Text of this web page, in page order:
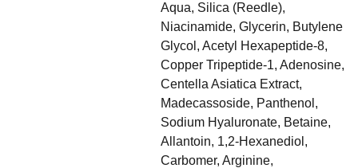
Aqua, Silica (Reedle),
Niacinamide, Glycerin, Butylene
Glycol, Acetyl Hexapeptide-8,
Copper Tripeptide-1, Adenosine,
Centella Asiatica Extract,
Madecassoside, Panthenol,
Sodium Hyaluronate, Betaine,
Allantoin, 1,2-Hexanediol,
Carbomer, Arginine,